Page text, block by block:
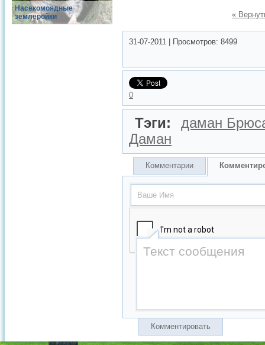
Насекомоядные
землеройки
«
31-07-2011 Просмотров: 8499
0
Тэги:
даман
Даман
Комментарии
Комментировать